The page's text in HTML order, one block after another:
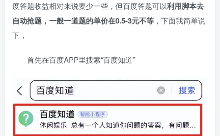
度答题收益相对来说要少一些，但百度答题可以利用脚本去
自动抢题，一般一道题的单价在0.5-3元不等 ，下面我简单说
下，
首先在百度APP里搜索“百度知道”